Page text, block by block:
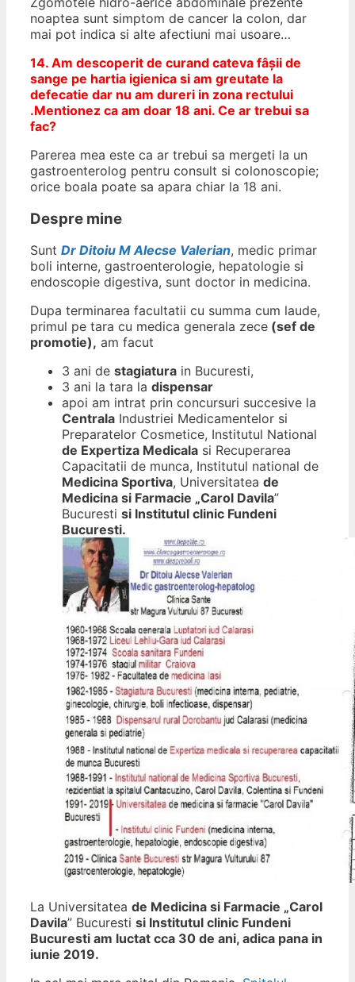
noaptea sunt simptom de cancer la colon, dar
mai pot indica si alte afectiuni mai usoare…
14. Am descoperit de curand cateva fâșii de
sange pe hartia igienica si am greutate la
defecatie dar nu am dureri in zona rectului
.Mentionez ca am doar 18 ani. Ce ar trebui sa
fac?
Parerea mea este ca ar trebui sa mergeti la un
gastroenterolog pentru consult si colonoscopie;
orice boala poate sa apara chiar la 18 ani.
Despre mine
Sunt Dr Ditoiu M Alecse Valerian, medic primar
boli interne, gastroenterologie, hepatologie si
endoscopie digestiva, sunt doctor in medicina.
Dupa terminarea facultatii cu summa cum laude,
primul pe tara cu medica generala zece (sef de
promotie), am facut
3 ani de stagiatura in Bucuresti,
3 ani la tara la dispensar
apoi am intrat prin concursuri succesive la
Centrala Industriei Medicamentelor si
Preparatelor Cosmetice, Institutul National
de Expertiza Medicala si Recuperarea
Capacitatii de munca, Institutul national de
Medicina Sportiva, Universitatea de
Medicina si Farmacie „Carol Davila”
Bucuresti si Institutul clinic Fundeni
Bucuresti.
La Universitatea de Medicina si Farmacie „Carol
Davila” Bucuresti si Institutul clinic Fundeni
Bucuresti am luctat cca 30 de ani, adica pana in
iunie 2019.